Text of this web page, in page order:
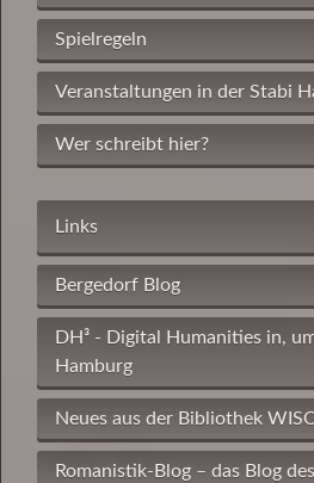
Spielregeln
Veranstaltungen in der Stabi
Wer schreibt hier?
Links
Bergedorf Blog
DH³ - Digital Humanities in,
Hamburg
Neues aus der Bibliothek
Romanistik-Blog – das Blog